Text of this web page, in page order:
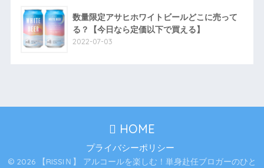
数量限定アサヒホワイトビールどこに売って
る？【今日なら定価以下で買える】
2022-07-03
HOME
プライバシーポリシー
© 2026 【RISSIＮ】 アルコールを楽しむ！単身赴任ブロガーのひと